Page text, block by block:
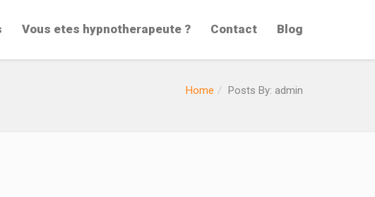
Vous etes hypnotherapeute ? Contact Blog
Home Posts By: admin